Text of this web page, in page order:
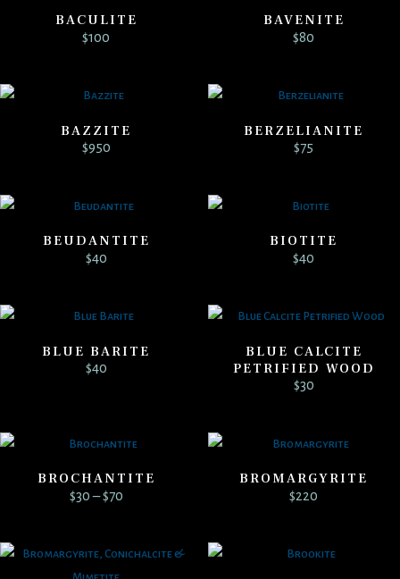
BACULITE
$100
BAVENITE
$80
BAZZITE
$950
BERZELIANITE
$75
BEUDANTITE
$40
BIOTITE
$40
BLUE BARITE
$40
BLUE CALCITE
PETRIFIED WOOD
$30
BROCHANTITE
$30 – $70Price
range:
$30
through
BROMARGYRITE
$220